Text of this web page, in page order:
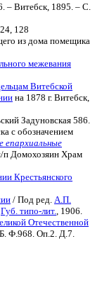
– Витебск, 1895. – С.
128
из дома помещика
межевания
Витебской
на 1878 г. Витебск,
Задуновская 586.
с обозначением
епархиальные
п Домохозяин Храм
Крестьянского
/ Под ред. А.П.
Губ. типо-лит. , 1906.
Отечественной
Ф.968. Оп.2. Д.7.